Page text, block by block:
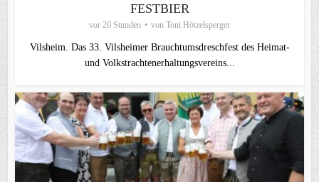
FESTBIER
vor 20 Stunden von Toni Hötzelsperger
Vilsheim. Das 33. Vilsheimer Brauchtumsdreschfest des Heimat-
und Volkstrachtenerhaltungsvereins...